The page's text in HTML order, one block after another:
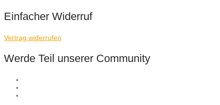
Einfacher Widerruf
Vertrag widerrufen
Werde Teil unserer Community